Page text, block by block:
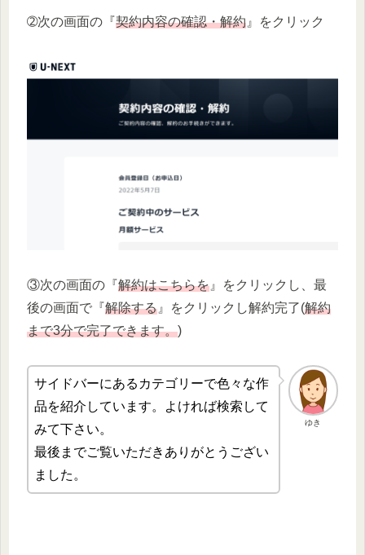
➁次の画面の『契約内容の確認・解約 』をクリック
③次の画面の『解約はこちらを 』をクリックし、最
後の画面で『解除する 』をクリックし解約完了(解約
まで3分で完了できます。)
ゆき
サイドバーにあるカテゴリーで色々な作
品を紹介しています。よければ検索して
みて下さい。
最後までご覧いただきありがとうござい
ました。